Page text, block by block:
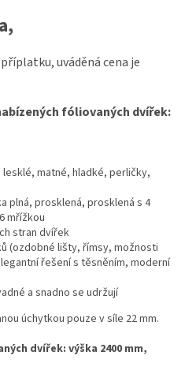
uváděná cena je
fóliovaných dvířek:
matné, hladké, perličky,
plná, prosklená, prosklená s 4
mřížkou
stran dvířek
(ozdobné lišty, římsy, možnosti
řešení s těsněním, moderní
a snadno se udržují
úchytkou pouze v síle 22 mm.
dvířek: výška 2400 mm,